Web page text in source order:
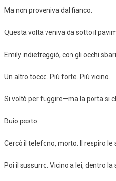
Ma non proveniva dal fianco.
Questa volta veniva da sotto il
Emily indietreggiò, con gli occhi
Un altro tocco. Più forte. Più vicino.
Si voltò per fuggire—ma la porta si
Buio pesto.
Cercò il telefono, morto. Il respiro le
Poi il sussurro. Vicino a lei, dentro la